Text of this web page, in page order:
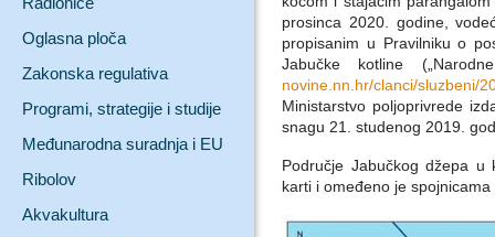
Oglasna ploča
Zakonska regulativa
Programi, strategije i studije
Međunarodna suradnja i EU
Ribolov
Akvakultura
prosinca 2020. godine,
propisanim u Pravilniku o
Jabučke kotline
novine.nn.hr/clanci/sluzbeni/
Ministarstvo poljoprivrede
snagu 21. studenog 2019.
Područje Jabučkog džepa
karti i omeđeno je